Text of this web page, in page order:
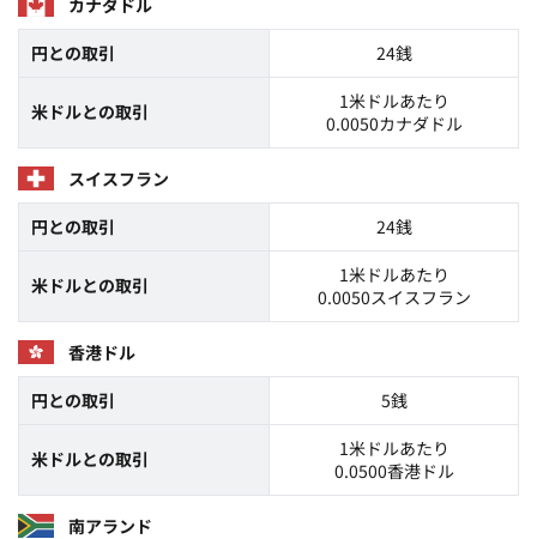
カナダドル
円との取引
24銭
米ドルとの取引
1米ドルあたり
0.0050カナダドル
スイスフラン
円との取引
24銭
米ドルとの取引
1米ドルあたり
0.0050スイスフラン
香港ドル
円との取引
5銭
米ドルとの取引
1米ドルあたり
0.0500香港ドル
南アランド